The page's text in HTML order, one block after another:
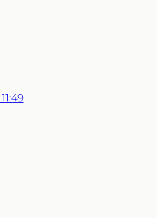
11:49